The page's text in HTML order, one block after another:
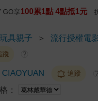
GO享100累1點 4點抵1元
玩具親子 ＞ 流行授權電
蹤 ?
CIAOYUAN 追蹤 ?
：